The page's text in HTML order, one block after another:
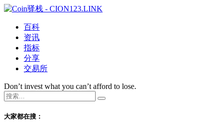
百科
资讯
指标
分享
交易所
Don’t invest what you can’t afford to lose.
大家都在搜：